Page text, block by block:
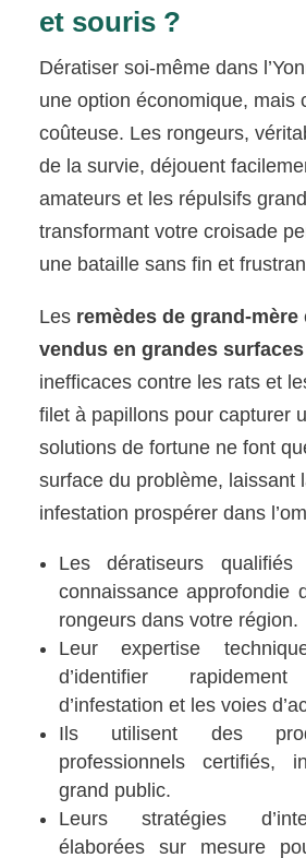
et souris ?
Dératiser soi-même dans
une option économique, mais
coûteuse. Les rongeurs,
de la survie, déjouent
amateurs et les répulsifs
transformant votre croisade
une bataille sans fin et
Les remèdes de grand-mère
vendus en grandes surfaces
inefficaces contre les rats et
filet à papillons pour capturer
solutions de fortune ne font
surface du problème, laissant
infestation prospérer dans
Les dératiseurs qualifiés
connaissance approfondie
rongeurs dans votre région.
Leur expertise
d’identifier
d’infestation et les voies
Ils utilisent des
professionnels certifiés,
grand public.
Leurs stratégies
élaborées sur mesure